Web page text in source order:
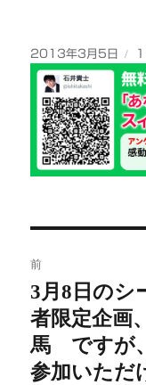
投
稿
2013年3月5日
カ
テ
ゴ
リ
ー
稿
ナ
ビ
前
前
の
投
稿:
3月8日のシ
者限定企画
馬 ですが
参加いただ